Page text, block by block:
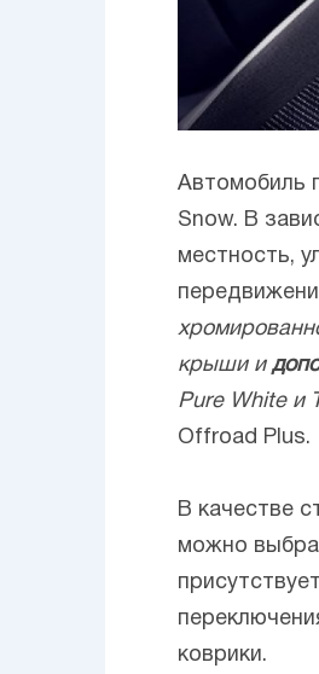
Автомобиль
Snow. В
местность,
крыши и
Pure White и
Offroad Plus.
В качестве
можно
коврики.